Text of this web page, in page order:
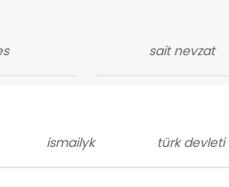
sait nevzat
ismailyk türk devleti